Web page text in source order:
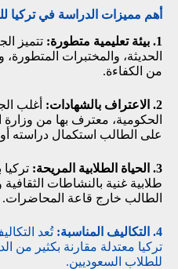
أهم مميزات الدراسة في تركيا
1. بيئة تعليمية متطورة:
تتميز
الحديثة، والمختبرات
من الكفاءة.
2. الاعتراف بالشهادات:
أغلب
الحكومية، معترف بها من وزارة
على الطالب استكمال دراسته
3. الحياة الطلابية المريحة:
طلابية غنية بالنشاطات الثقافية
الطالب خارج قاعة المحاضرات.
4. التكاليف المناسبة:
تُعد
تركيا معتدلة مقارنة بكثير من
للطلاب السعوديين.